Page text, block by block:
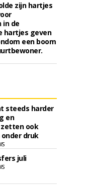
zijn hartjes
in de
hartjes geven
een boom
steeds harder
en
ook
druk
juli